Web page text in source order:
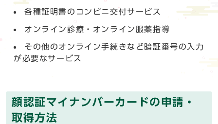
各種証明書のコンビニ交付サービス
オンライン診療・オンライン服薬指導
その他のオンライン手続きなど暗証番号の入力
が必要なサービス
顔認証マイナンバーカードの申請・
取得方法